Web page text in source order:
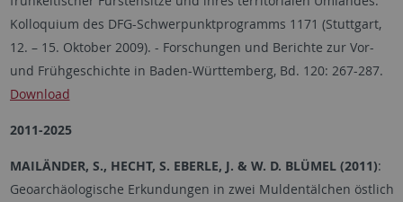
Kolloquium des DFG-Schwerpunktprogramms 1171 (Stuttgart,
12. –15. Oktober 2009). - Forschungen und Berichte zur Vor-
und Frühgeschichte in Baden-Württemberg, Bd. 120: 267-287.
Download
2011-2025
MAILÄNDER, S., HECHT, S. EBERLE, J. & W. D. BLÜMEL (2011):
Geoarchäologische Erkundungen in zwei Muldentälchen östlich